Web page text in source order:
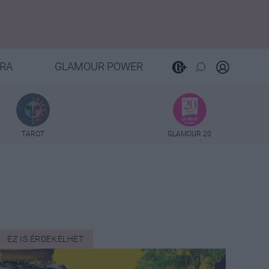
GLAMOUR POWER
TAROT GLAMOUR 20
EZ IS ÉRDEKELHET